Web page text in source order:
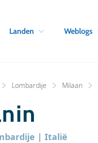
Landen Weblogs
Lombardije Milaan
| Italië